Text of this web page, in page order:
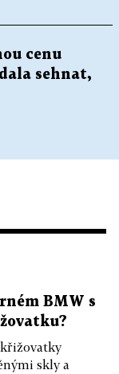
cenu
sehnat,
BMW s
křižovatky
skly a